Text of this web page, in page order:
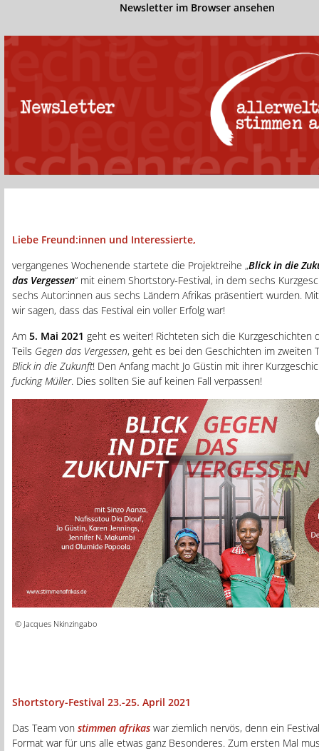
Newsletter im Browser ansehen
Liebe Freund:innen und Interessierte,
vergangenes Wochenende startete die Projektreihe „Blick in die
das Vergessen“ mit einem Shortstory-Festival, in dem sechs
sechs Autor:innen aus sechs Ländern Afrikas präsentiert wurden.
wir sagen, dass das Festival ein voller Erfolg war!
Am 5. Mai 2021 geht es weiter! Richteten sich die Kurzgeschichten
Teils Gegen das Vergessen, geht es bei den Geschichten im zweiten
Blick in die Zukunft! Den Anfang macht Jo Güstin mit ihrer
fucking Müller. Dies sollten Sie auf keinen Fall verpassen!
© Jacques Nkinzingabo
Shortstory-Festival 23.-25. April 2021
Das Team von stimmen afrikas war ziemlich nervös, denn ein
Format war für uns alle etwas ganz Besonderes. Zum ersten Mal